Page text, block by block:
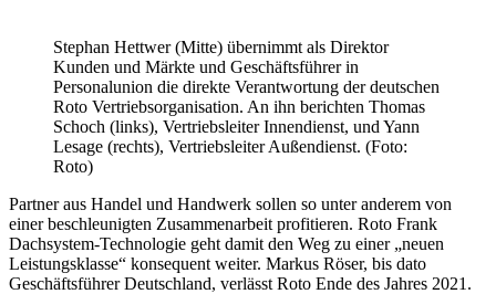
Stephan Hettwer (Mitte) übernimmt als Direktor
Kunden und Märkte und Geschäftsführer in
Personalunion die direkte Verantwortung der deutschen
Roto Vertriebsorganisation. An ihn berichten Thomas
Schoch (links), Vertriebsleiter Innendienst, und Yann
Lesage (rechts), Vertriebsleiter Außendienst. (Foto:
Roto)
Partner aus Handel und Handwerk sollen so unter anderem von
einer beschleunigten Zusammenarbeit profitieren. Roto Frank
Dachsystem-Technologie geht damit den Weg zu einer „neuen
Leistungsklasse“ konsequent weiter. Markus Röser, bis dato
Geschäftsführer Deutschland, verlässt Roto Ende des Jahres 2021.